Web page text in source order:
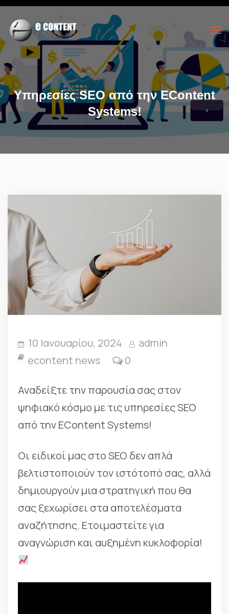
Yπηρεσίες SEO από την EContent
Systems!
10 Ιανουαρίου, 2024
admin
econtent news
0
Αναδείξτε την παρουσία σας στον
ψηφιακό κόσμο με τις υπηρεσίες SEO
από την EContent Systems!
Οι ειδικοί μας στο SEO δεν απλά
βελτιστοποιούν τον ιστότοπό σας, αλλά
δημιουργούν μια στρατηγική που θα
σας ξεχωρίσει στα αποτελέσματα
αναζήτησης. Ετοιμαστείτε για
αναγνώριση και αυξημένη κυκλοφορία!